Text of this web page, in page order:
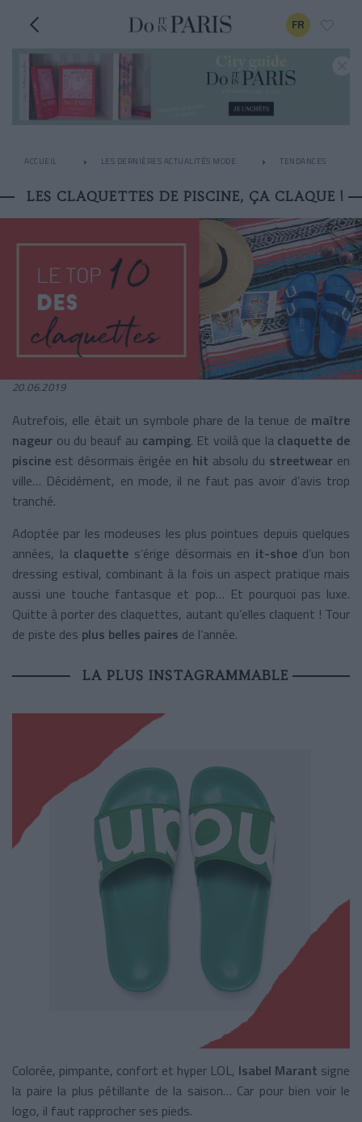
FR
ACCUEIL LES DERNIÈRES ACTUALITÉS MODE TENDANCES
LES CLAQUETTES DE PISCINE, ÇA CLAQUE !
20.06.2019
Autrefois, elle était un symbole phare de la tenue de maître
nageur ou du beauf au camping. Et voilà que la claquette de
piscine est désormais érigée en hit absolu du streetwear en
ville… Décidément, en mode, il ne faut pas avoir d’avis trop
tranché.
Adoptée par les modeuses les plus pointues depuis quelques
années, laclaquette s’érige désormais en it-shoed’un bon
dressing estival, combinant à la fois un aspect pratique mais
aussi une touche fantasque et pop… Et pourquoi pas luxe.
Quitte à porter des claquettes, autant qu’elles claquent ! Tour
de piste des plus belles paires de l’année.
LA PLUS INSTAGRAMMABLE
Colorée, pimpante, confort et hyper LOL, Isabel Marant signe
la paire la plus pétillante de la saison… Car pour bien voir le
logo, il faut rapprocher ses pieds.